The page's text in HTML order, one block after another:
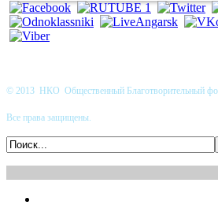
© 2013 НКО Общественный Благотворительный
Все права защищены.